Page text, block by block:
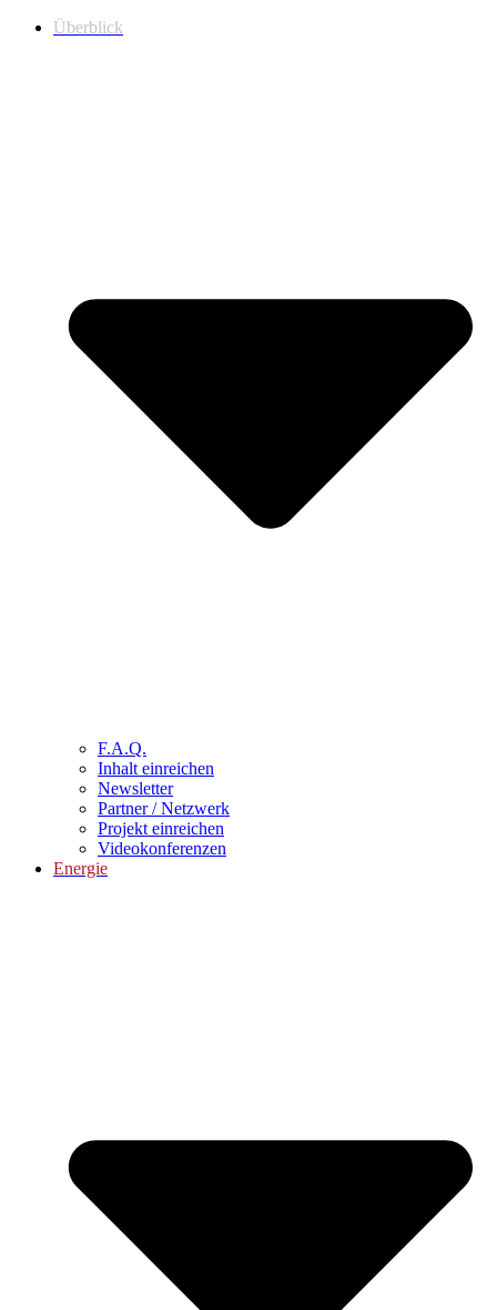
Überblick
F.A.Q.
Inhalt einreichen
Newsletter
Partner / Netzwerk
Projekt einreichen
Videokonferenzen
Energie